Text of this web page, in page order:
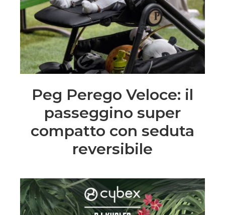
Peg Perego Veloce: il
passeggino super
compatto con seduta
reversibile